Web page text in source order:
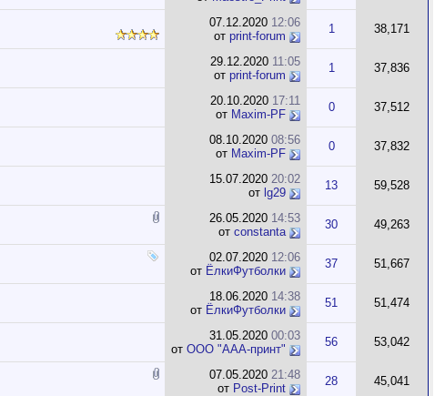
07.12.2020 12:06
от print-forum
1 38,171
29.12.2020 11:05
от print-forum
1 37,836
20.10.2020 17:11
от Maxim-PF
0 37,512
08.10.2020 08:56
от Maxim-PF
0 37,832
15.07.2020 20:02
от lg29
13 59,528
26.05.2020 14:53
от constanta
30 49,263
02.07.2020 12:06
от ЁлкиФутболки
37 51,667
18.06.2020 14:38
от ЁлкиФутболки
51 51,474
31.05.2020 00:03
от ООО "ААА-принт"
56 53,042
07.05.2020 21:48
от Post-Print
28 45,041